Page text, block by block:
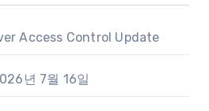
Access Control Update
년 7월 16일